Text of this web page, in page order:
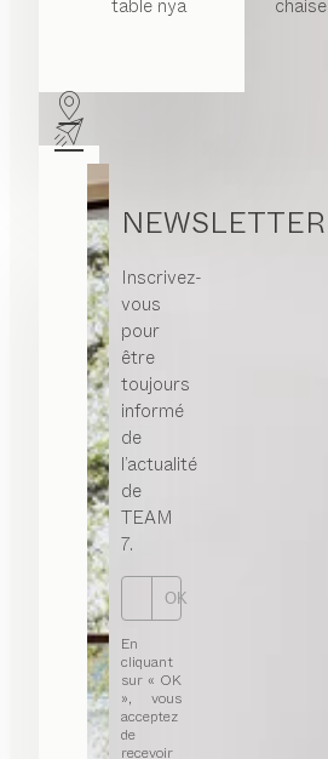
table nya chaise
NEWSLETTER
Inscrivez-
vous
pour
être
toujours
informé
de
l’actualité
de
TEAM
7.
OK
En
cliquant
sur « OK
», vous
acceptez
de
recevoir